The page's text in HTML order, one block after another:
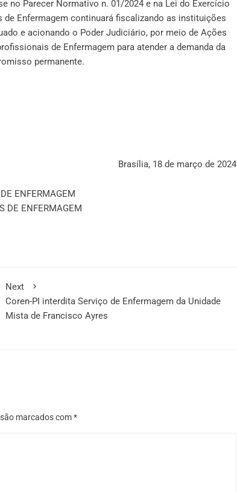
no Parecer Normativo n. 01/2024 e na Lei do Exercício
Enfermagem continuará fiscalizando as instituições
e acionando o Poder Judiciário, por meio de Ações
de Enfermagem para atender a demanda da
permanente.
Brasília, 18 de março de 2024
ENFERMAGEM
DE ENFERMAGEM
Next
Coren-PI interdita Serviço de Enfermagem da Unidade
Mista de Francisco Ayres
marcados com*